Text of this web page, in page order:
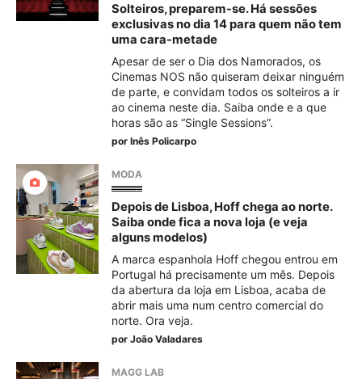
Solteiros, preparem-se. Há sessões
exclusivas no dia 14 para quem não tem
uma cara-metade
Apesar de ser o Dia dos Namorados, os
Cinemas NOS não quiseram deixar ninguém
de parte, e convidam todos os solteiros a ir
ao cinema neste dia. Saiba onde e a que
horas são as “Single Sessions”.
por Inês Policarpo
MODA
Depois de Lisboa, Hoff chega ao norte.
Saiba onde fica a nova loja (e veja
alguns modelos)
A marca espanhola Hoff chegou entrou em
Portugal há precisamente um mês. Depois
da abertura da loja em Lisboa, acaba de
abrir mais uma num centro comercial do
norte. Ora veja.
por João Valadares
MAGG LAB